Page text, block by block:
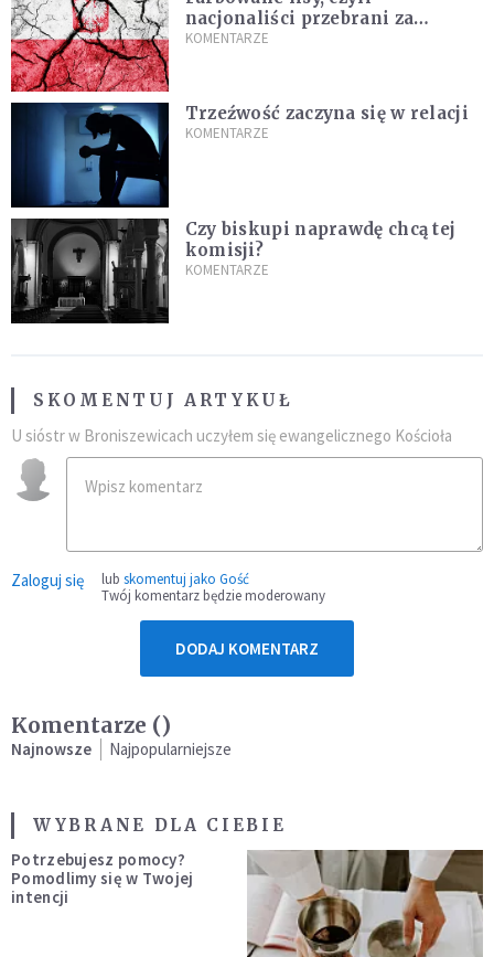
nacjonaliści przebrani za
chrześcijan
KOMENTARZE
Trzeźwość zaczyna się w relacji
KOMENTARZE
Czy biskupi naprawdę chcą tej
komisji?
KOMENTARZE
SKOMENTUJ ARTYKUŁ
U sióstr w Broniszewicach uczyłem się ewangelicznego Kościoła
Zaloguj się lub skomentuj jako Gość
Twój komentarz będzie moderowany
DODAJ KOMENTARZ
Komentarze ()
Najnowsze Najpopularniejsze
WYBRANE DLA CIEBIE
Potrzebujesz pomocy?
Pomodlimy się w Twojej
intencji